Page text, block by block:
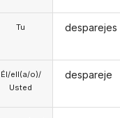
Tu
Él/ell(a/o)/
Usted
desparejes
despareje